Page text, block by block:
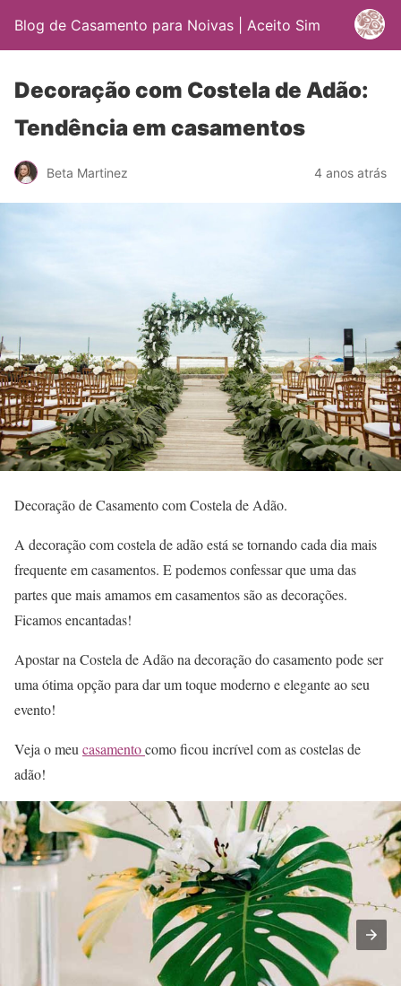
Blog de Casamento para Noivas | Aceito Sim
Decoração com Costela de Adão:
Tendência em casamentos
Beta Martinez 4 anos atrás
Decoração de Casamento com Costela de Adão.
A decoração com costela de adão está se tornando cada dia mais
frequente em casamentos. E podemos confessar que uma das
partes que mais amamos em casamentos são as decorações.
Ficamos encantadas!
Apostar na Costela de Adão na decoração do casamento pode ser
uma ótima opção para dar um toque moderno e elegante ao seu
evento!
Veja o meu casamentocomo ficou incrível com as costelas de
adão!